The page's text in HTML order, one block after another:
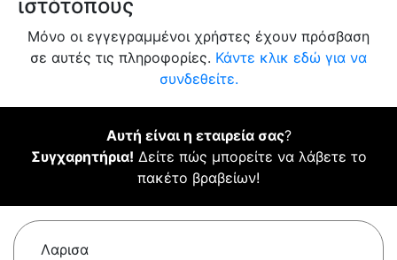
ιστότοπους
Μόνο οι εγγεγραμμένοι χρήστες έχουν πρόσβαση
σε αυτές τις πληροφορίες. Κάντε κλικ εδώ για να
συνδεθείτε.
Αυτή είναι η εταιρεία σας?
Συγχαρητήρια! Δείτε πώς μπορείτε να λάβετε το
πακέτο βραβείων!
Λαρισα